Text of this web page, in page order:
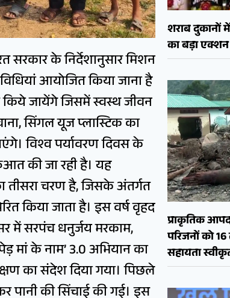
सरकार के निर्देशानुसार मिशन
आयोजित किया जाना है
जायेंगे जिसमें स्वस्थ जीवन
सिंगल यूज प्लास्टिक का
विश्व पर्यावरण दिवस के
की जा रही है। यह
तीसरा चरण है, जिसके अंतर्गत
किया जाता है। इस वर्ष वृहद
में सरपंच धनुर्जय मरकाम,
मां के नाम’ 3.0 अभियान का
का संदेश दिया गया। पिछले
पानी की सिंचाई की गई। इस
शराब दुकानों
का बड़ा एक्शन
प्राकृतिक
परिजनों को
सहायता